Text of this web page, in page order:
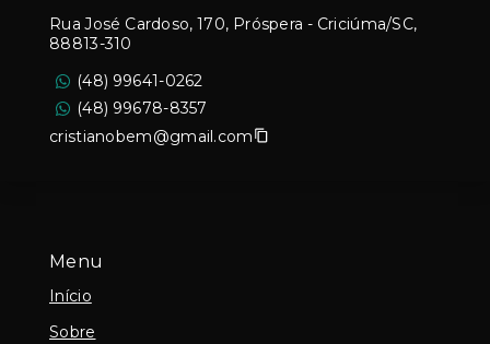
Menu
Início
Sobre
Rua José Cardoso, 170, Próspera - Criciúma/SC,
88813-310
(48) 99641-0262
(48) 99678-8357
cristianobem@gmail.com